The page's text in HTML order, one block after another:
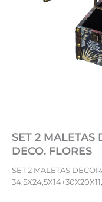
SET 2 MALETAS
DECO. FLORES
SET 2 MALETAS